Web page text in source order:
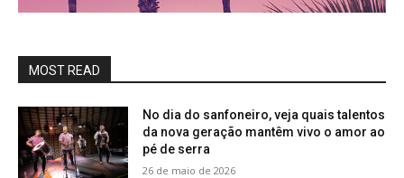
MOST READ
No dia do sanfoneiro, veja quais talentos
da nova geração mantêm vivo o amor ao
pé de serra
26 de maio de 2026